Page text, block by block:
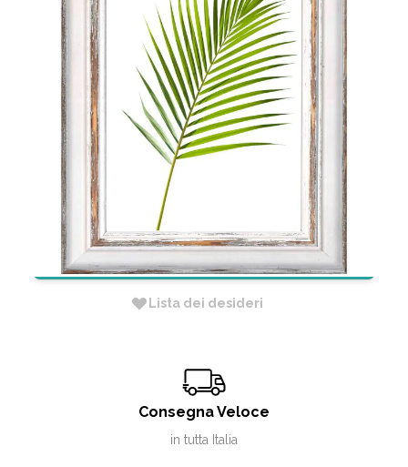
CORNICE DURAN 30MM 50X70CM
NOCE
CODICE: CDUR35104VN
Non Disponibile
RICHIEDI INFORMAZIONI
Lista dei desideri
Consegna Veloce
in tutta Italia